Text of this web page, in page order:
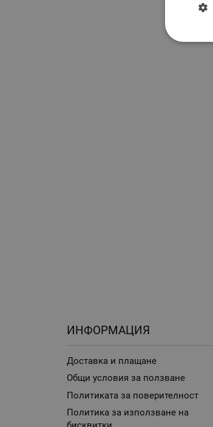
ИНФОРМАЦИЯ
Доставка и плащане
Общи условия за ползване
Политиката за поверителност
Политика за използване на